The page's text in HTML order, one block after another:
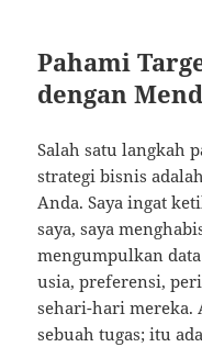
Pahami
dengan
Salah satu langkah
strategi bisnis
Anda. Saya ingat
saya, saya
mengumpulkan
usia, preferensi,
sehari-hari mereka.
sebuah tugas; itu